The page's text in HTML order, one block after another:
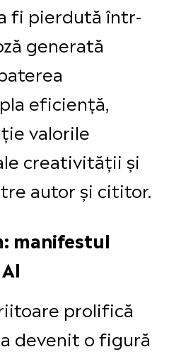
fi pierdută într-
generată
eficiență,
valorile
creativității și
autor și cititor.
manifestul
prolifică
devenit o figură